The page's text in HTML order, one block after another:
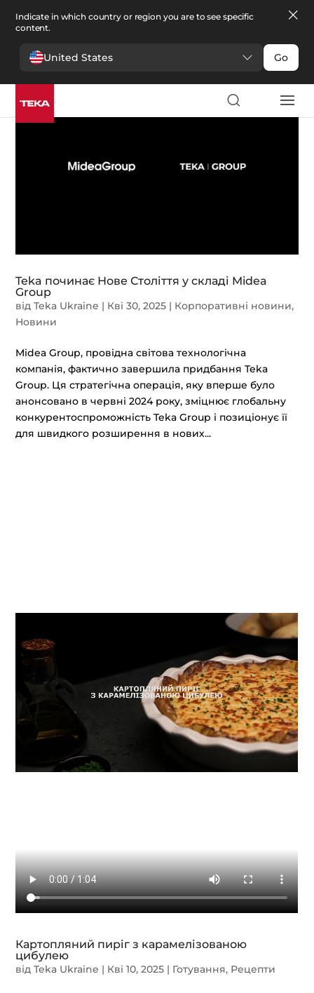
Indicate in which country or region you are to see specific
content.
United States Go
Teka починає Нове Століття у складі Midea
Group
відTeka Ukraine | Кві 30, 2025 | Корпоративні новини,
Новини
Midea Group, провідна світова технологічна
компанія, фактично завершила придбання Teka
Group. Ця стратегічна операція, яку вперше було
анонсовано в червні 2024 року, зміцнює глобальну
конкурентоспроможність Teka Group і позиціонує її
для швидкого розширення в нових...
Картопляний пиріг з карамелізованою
цибулею
відTeka Ukraine | Кві 10, 2025 | Готування, Рецепти